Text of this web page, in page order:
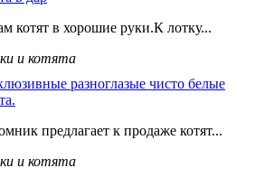
котят в хорошие руки.К лотку...
и котята
разноглазые чисто белые
предлагает к продаже котят...
и котята